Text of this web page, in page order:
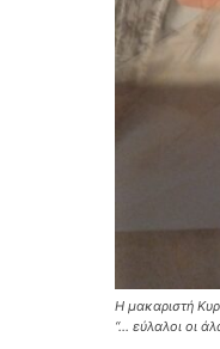
Η μακαριστή
“… εύλαλοι οι